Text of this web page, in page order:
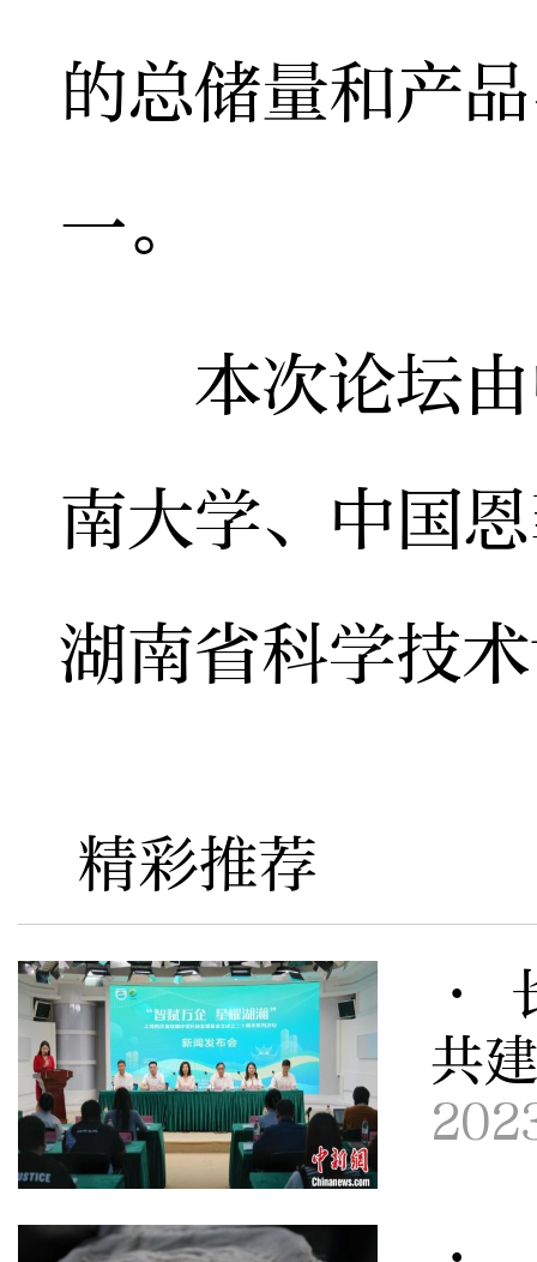
的总储量和产
一。
本次论坛由
南大学、中国
湖南省科学技
精彩推荐
·
共